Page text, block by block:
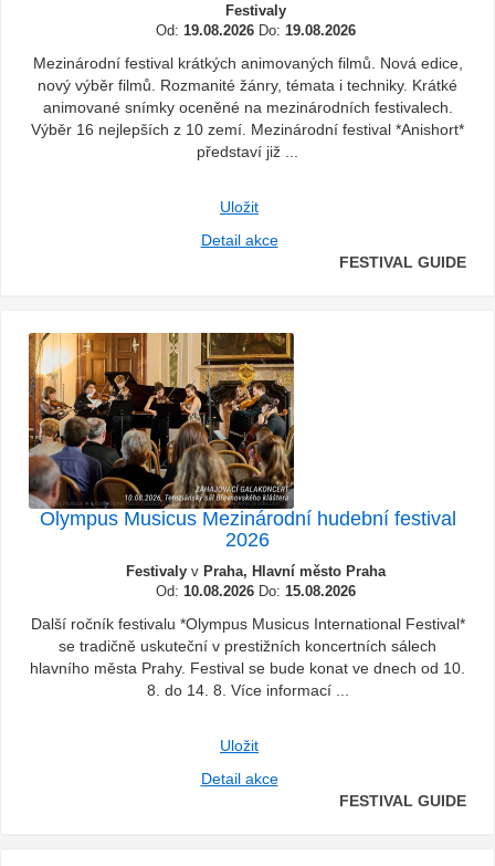
Festivaly
Od: 19.08.2026 Do: 19.08.2026
Mezinárodní festival krátkých animovaných filmů. Nová edice,
nový výběr filmů. Rozmanité žánry, témata i techniky. Krátké
animované snímky oceněné na mezinárodních festivalech.
Výběr 16 nejlepších z 10 zemí. Mezinárodní festival *Anishort*
představí již ...
Uložit
Detail akce
FESTIVAL GUIDE
Olympus Musicus Mezinárodní hudební festival
2026
Festivaly v Praha, Hlavní město Praha
Od: 10.08.2026 Do: 15.08.2026
Další ročník festivalu *Olympus Musicus International Festival*
se tradičně uskuteční v prestižních koncertních sálech
hlavního města Prahy. Festival se bude konat ve dnech od 10.
8. do 14. 8. Více informací ...
Uložit
Detail akce
FESTIVAL GUIDE